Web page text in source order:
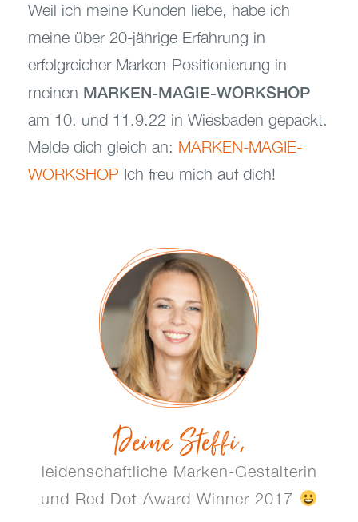
Weil ich meine Kunden liebe, habe ich
meine über 20-jährige Erfahrung in
erfolgreicher Marken-Positionierung in
meinen MARKEN-MAGIE-WORKSHOP
am 10. und 11.9.22 in Wiesbaden gepackt.
Melde dich gleich an: MARKEN-MAGIE-
WORKSHOP Ich freu mich auf dich!
Deine Steffi,
leidenschaftliche Marken-Gestalterin
und Red Dot Award Winner 2017